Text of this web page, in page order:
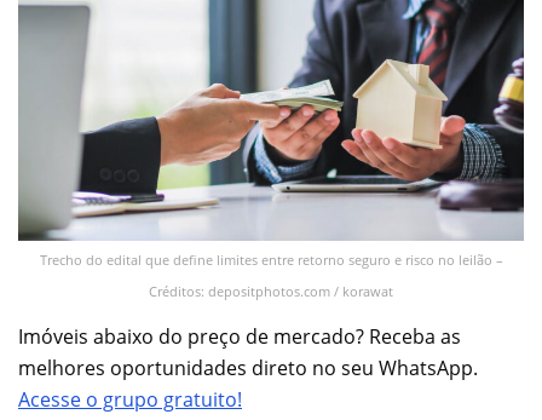
Trecho do edital que define limites entre retorno seguro e risco no leilão –
Créditos: depositphotos.com / korawat
Imóveis abaixo do preço de mercado? Receba as
melhores oportunidades direto no seu WhatsApp.
Acesse o grupo gratuito!